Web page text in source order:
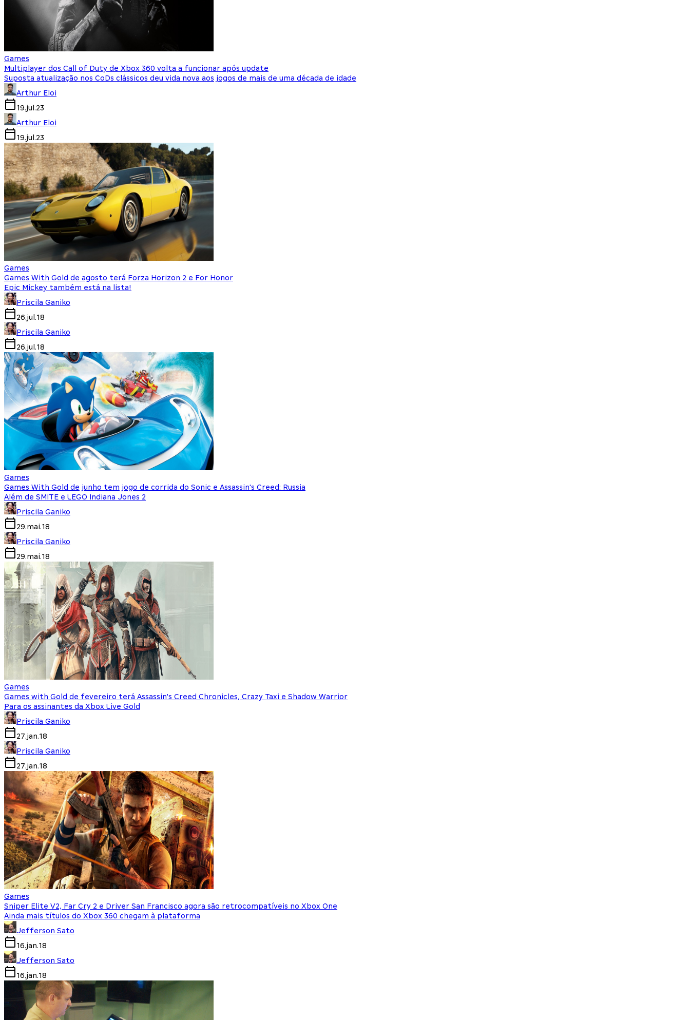
Games
Multiplayer dos Call of Duty de Xbox 360 volta a funcionar após update
Suposta atualização nos CoDs clássicos deu vida nova aos jogos de mais de uma década de idade
Arthur Eloi
19.jul.23
Arthur Eloi
19.jul.23
Games
Games With Gold de agosto terá Forza Horizon 2 e For Honor
Epic Mickey também está na lista!
Priscila Ganiko
26.jul.18
Priscila Ganiko
26.jul.18
Games
Games With Gold de junho tem jogo de corrida do Sonic e Assassin's Creed: Russia
Além de SMITE e LEGO Indiana Jones 2
Priscila Ganiko
29.mai.18
Priscila Ganiko
29.mai.18
Games
Games with Gold de fevereiro terá Assassin's Creed Chronicles, Crazy Taxi e Shadow Warrior
Para os assinantes da Xbox Live Gold
Priscila Ganiko
27.jan.18
Priscila Ganiko
27.jan.18
Games
Sniper Elite V2, Far Cry 2 e Driver San Francisco agora são retrocompatíveis no Xbox One
Ainda mais títulos do Xbox 360 chegam à plataforma
Jefferson Sato
16.jan.18
Jefferson Sato
16.jan.18